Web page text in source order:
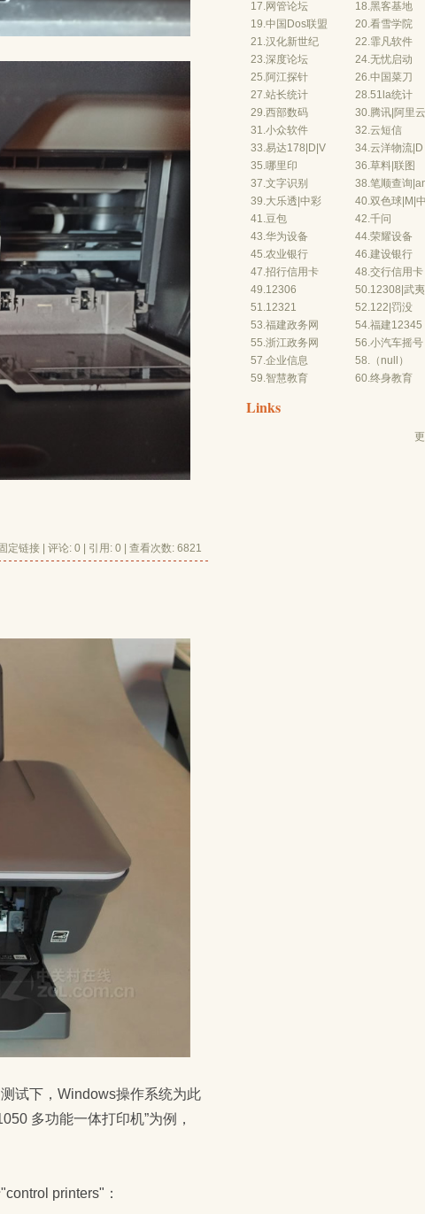
固定链接 评论: 0 | 引用: 0 | 查看次数: 6821
试下，Windows操作系统为此
多功能一体打印机”为例，
printers"：
17.网管论坛 18.黑客基地
19.中国Dos联盟 20.看雪学院
21.汉化新世纪 22.霏凡软件
23.深度论坛 24.无忧启动
25.阿江探针 26.中国菜刀
27.站长统计 28.51la统计
29.西部数码 30.腾讯 阿里云
31.小众软件 32.云短信
33.易达178 D V 34.云洋物流 D
35.哪里印 36.草料 联图
37.文字识别 38.笔顺查询
39.大乐透 中彩 40.双色球 M
41.豆包 42.千问
43.华为设备 44.荣耀设备
45.农业银行 46.建设银行
47.招行信用卡 48.交行信用卡
49.12306 50.12308 武夷
51.12321 52.122 罚没
53.福建政务网 54.福建12345
55.浙江政务网 56.小汽车摇号
57.企业信息
58.（null）
59.智慧教育 60.终身教育
Links